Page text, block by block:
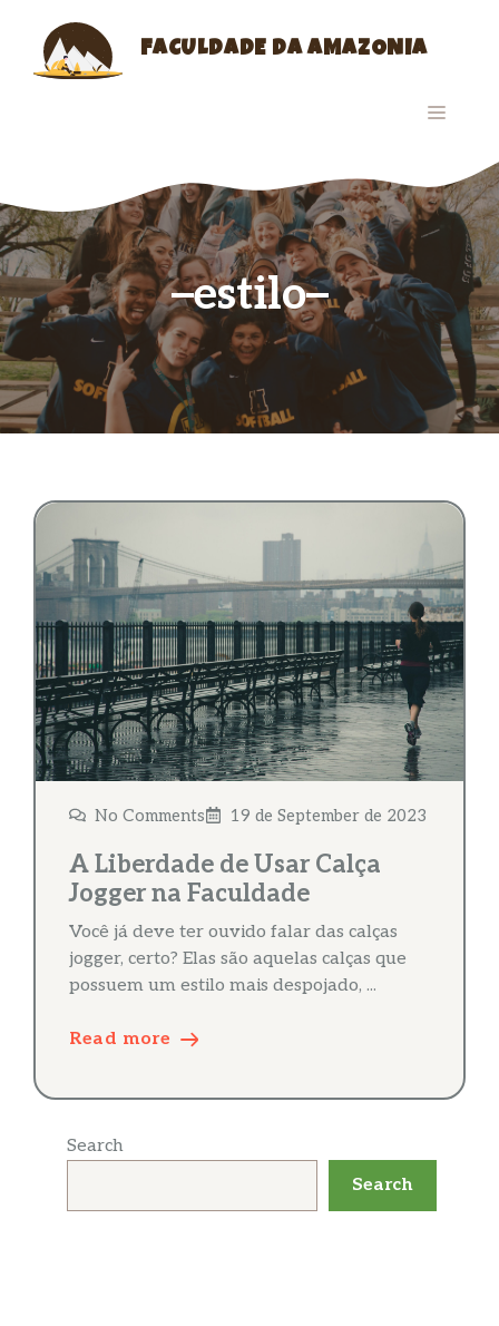
content
FACULDADE DA AMAZONIA
MENU
estilo
No Comments 19 de September de 2023
A Liberdade de Usar Calça
Jogger na Faculdade
Você já deve ter ouvido falar das calças
jogger, certo? Elas são aquelas calças que
possuem um estilo mais despojado, ...
Read more
Search
Search